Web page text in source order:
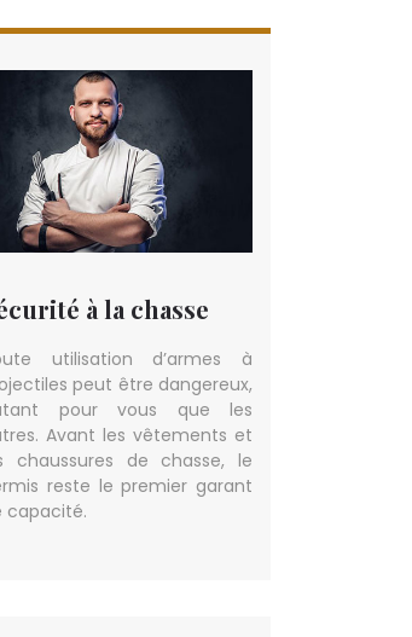
à la chasse
utilisation d’armes à
peut être dangereux,
pour vous que les
Avant les vêtements et
chaussures de chasse, le
reste le premier garant
capacité.